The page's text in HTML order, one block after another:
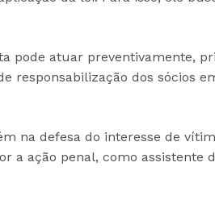
pode atuar preventivamente,
responsabilização dos sócios
na defesa do interesse de
a ação penal, como assistente